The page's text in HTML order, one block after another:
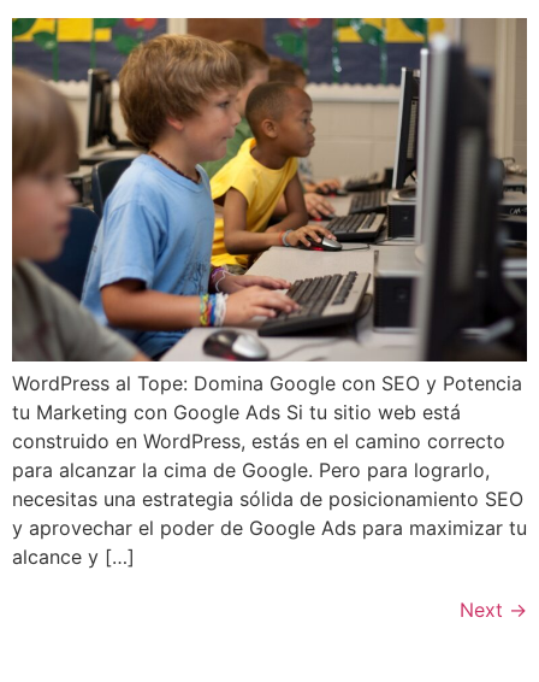
WordPress al Tope: Domina Google con SEO y Potencia
tu Marketing con Google Ads Si tu sitio web está
construido en WordPress, estás en el camino correcto
para alcanzar la cima de Google. Pero para lograrlo,
necesitas una estrategia sólida de posicionamiento SEO
y aprovechar el poder de Google Ads para maximizar tu
alcance y […]
Next →